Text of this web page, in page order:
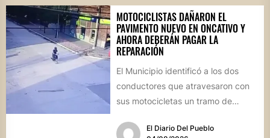
MOTOCICLISTAS DAÑARON EL
PAVIMENTO NUEVO EN ONCATIVO Y
AHORA DEBERÁN PAGAR LA
REPARACIÓN
El Municipio identificó a los dos
conductores que atravesaron con
sus motocicletas un tramo de
calle...
El Diario Del Pueblo